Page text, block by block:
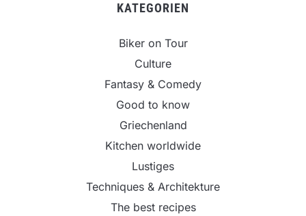
KATEGORIEN
Biker on Tour
Culture
Fantasy & Comedy
Good to know
Griechenland
Kitchen worldwide
Lustiges
Techniques & Architekture
The best recipes